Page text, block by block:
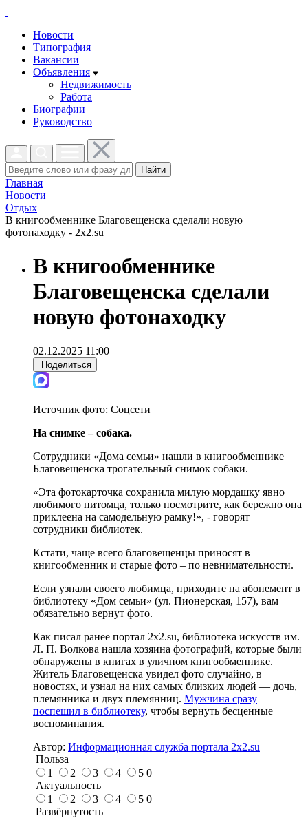
Новости
Типография
Вакансии
Объявления
Недвижимость
Работа
Биографии
Руководство
Найти
Главная
Новости
Отдых
В книгообменнике Благовещенска сделали новую
фотонаходку - 2x2.su
В книгообменнике
Благовещенска сделали
новую фотонаходку
02.12.2025 11:00
Поделиться
Источник фото: Соцсети
На снимке – собака.
Сотрудники «Дома семьи» нашли в книгообменнике
Благовещенска трогательный снимок собаки.
«Эта фотокарточка сохранила милую мордашку явно
любимого питомца, только посмотрите, как бережно она
приклеена на самодельную рамку!», - говорят
сотрудники библиотек.
Кстати, чаще всего благовещенцы приносят в
книгообменник и старые фото – по невнимательности.
Если узнали своего любимца, приходите на абонемент в
библиотеку «Дом семьи» (ул. Пионерская, 157), вам
обязательно вернут фото.
Как писал ранее портал 2х2.su, библиотека искусств им.
Л. П. Волкова нашла хозяина фотографий, которые были
обнаружены в книгах в уличном книгообменнике.
Житель Благовещенска увидел фото случайно, в
новостях, и узнал на них самых близких людей — дочь,
племянника и двух племянниц. Мужчина сразу
поспешил в библиотеку, чтобы вернуть бесценные
воспоминания.
Автор: Информационная служба портала 2x2.su
Польза
1
2 3 4 5 0
Актуальность
1
2 3 4 5 0
Развёрнутость